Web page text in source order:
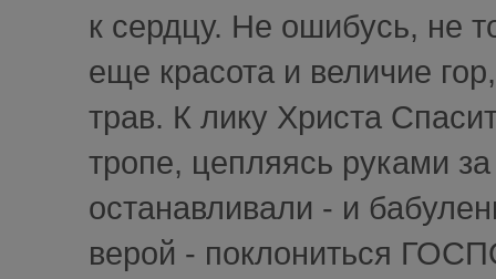
к сердцу. Не ошибусь, не
еще красота и величие
трав. К лику Христа
тропе, цепляясь руками
останавливали - и
верой - поклониться